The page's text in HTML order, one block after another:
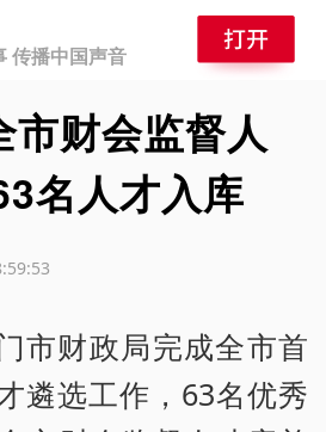
传播中国声音
市财会监督人
名人才入库
市财政局完成全市首
遴选工作，63名优秀